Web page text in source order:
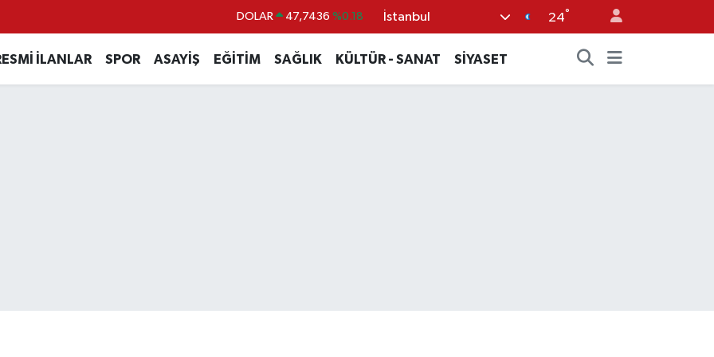
DOLAR 47,7436 %0.18 İstanbul 24°
İLANLAR SPOR ASAYİŞ EĞİTİM SAĞLIK KÜLTÜR - SANAT SİYASET